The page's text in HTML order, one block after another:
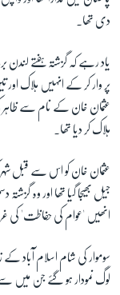
دی تھا۔
یاد رہے کہ گزشتہ ہفتے
پر وار کر کے انہیں ہلاک اور
عثمان خان کے نام سے ظاہر
ہلاک کر دیا تھا۔
عثمان خان کو اس سے قبل شہر
انھیں 'عوام کی حفاظت' کی
سوموار کی شام اسلام آباد کے
لوگ نمودار ہو گئے جن میں